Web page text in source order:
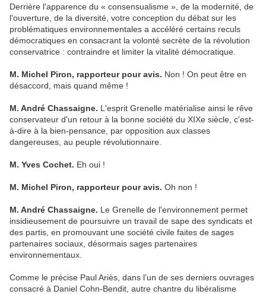
Derrière l'apparence du « consensualisme », de la modernité, de
l'ouverture, de la diversité, votre conception du débat sur les
problématiques environnementales a accéléré certains reculs
démocratiques en consacrant la volonté secrète de la révolution
conservatrice : contraindre et limiter la vitalité démocratique.
M. Michel Piron, rapporteur pour avis. Non ! On peut être en
désaccord, mais quand même !
M. André Chassaigne. L'esprit Grenelle matérialise ainsi le rêve
conservateur d'un retour à la bonne société du XIXe siècle, c'est-
à-dire à la bien-pensance, par opposition aux classes
dangereuses, au peuple révolutionnaire.
M. Yves Cochet. Eh oui !
M. Michel Piron, rapporteur pour avis. Oh non !
M. André Chassaigne. Le Grenelle de l'environnement permet
insidieusement de poursuivre un travail de sape des syndicats et
des partis, en promouvant une société civile faites de sages
partenaires sociaux, désormais sages partenaires
environnementaux.
Comme le précise Paul Ariès, dans l’un de ses derniers ouvrages
consacré à Daniel Cohn-Bendit, autre chantre du libéralisme